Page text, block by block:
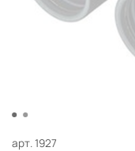
арт. 1927